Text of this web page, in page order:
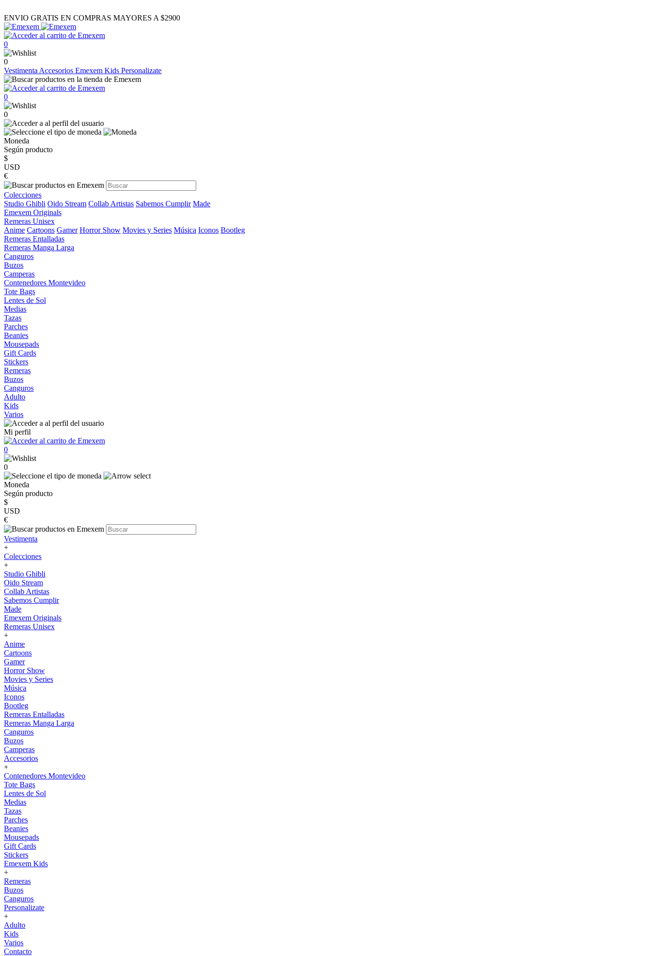
ENVIO GRATIS EN COMPRAS MAYORES A $2900
0
0
Vestimenta Accesorios Emexem Kids Personalizate
0
0
Moneda
Según producto
$
USD
€
Colecciones
Studio Ghibli Oido Stream Collab Artistas Sabemos Cumplir Made
Emexem Originals
Remeras Unisex
Anime Cartoons Gamer Horror Show Movies y Series Música Iconos Bootleg
Remeras Entalladas
Remeras Manga Larga
Canguros
Buzos
Camperas
Contenedores Montevideo
Tote Bags
Lentes de Sol
Medias
Tazas
Parches
Beanies
Mousepads
Gift Cards
Stickers
Remeras
Buzos
Canguros
Adulto
Kids
Varios
Mi perfil
0
0
Moneda
Según producto
$
USD
€
Vestimenta
+
Colecciones
+
Studio Ghibli
Oido Stream
Collab Artistas
Sabemos Cumplir
Made
Emexem Originals
Remeras Unisex
+
Anime
Cartoons
Gamer
Horror Show
Movies y Series
Música
Iconos
Bootleg
Remeras Entalladas
Remeras Manga Larga
Canguros
Buzos
Camperas
Accesorios
+
Contenedores Montevideo
Tote Bags
Lentes de Sol
Medias
Tazas
Parches
Beanies
Mousepads
Gift Cards
Stickers
Emexem Kids
+
Remeras
Buzos
Canguros
Personalizate
+
Adulto
Kids
Varios
Contacto